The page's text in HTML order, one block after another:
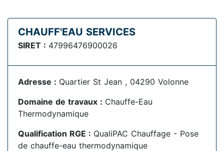
CHAUFF'EAU SERVICES
SIRET : 47996476900026
Adresse : Quartier St Jean , 04290 Volonne
Domaine de travaux : Chauffe-Eau
Thermodynamique
Qualification RGE : QualiPAC Chauffage - Pose
de chauffe-eau thermodynamique